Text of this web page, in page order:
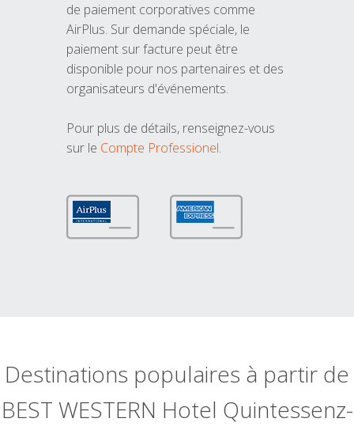
de paiement corporatives comme
AirPlus. Sur demande spéciale, le
paiement sur facture peut être
disponible pour nos partenaires et des
organisateurs d'événements.
Pour plus de détails, renseignez-vous
sur le Compte Professionel.
Destinations populaires à partir de
BEST WESTERN Hotel Quintessenz-